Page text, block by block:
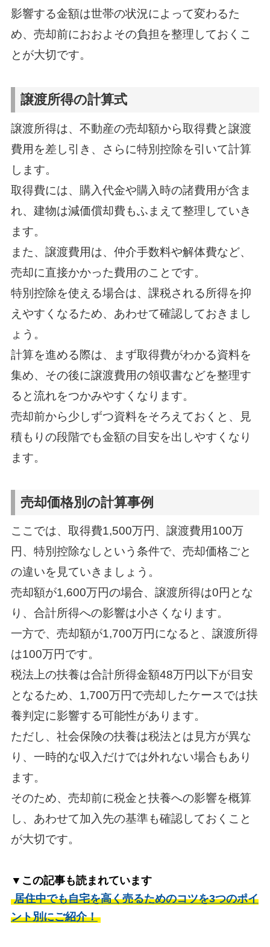
影響する金額は世帯の状況によって変わるた
め、売却前におおよその負担を整理しておくこ
とが大切です。
譲渡所得の計算式
譲渡所得は、不動産の売却額から取得費と譲渡
費用を差し引き、さらに特別控除を引いて計算
します。
取得費には、購入代金や購入時の諸費用が含ま
れ、建物は減価償却費もふまえて整理していき
ます。
また、譲渡費用は、仲介手数料や解体費など、
売却に直接かかった費用のことです。
特別控除を使える場合は、課税される所得を抑
えやすくなるため、あわせて確認しておきまし
ょう。
計算を進める際は、まず取得費がわかる資料を
集め、その後に譲渡費用の領収書などを整理す
ると流れをつかみやすくなります。
売却前から少しずつ資料をそろえておくと、見
積もりの段階でも金額の目安を出しやすくなり
ます。
売却価格別の計算事例
ここでは、取得費1,500万円、譲渡費用100万
円、特別控除なしという条件で、売却価格ごと
の違いを見ていきましょう。
売却額が1,600万円の場合、譲渡所得は0円とな
り、合計所得への影響は小さくなります。
一方で、売却額が1,700万円になると、譲渡所得
は100万円です。
税法上の扶養は合計所得金額48万円以下が目安
となるため、1,700万円で売却したケースでは扶
養判定に影響する可能性があります。
ただし、社会保険の扶養は税法とは見方が異な
り、一時的な収入だけでは外れない場合もあり
ます。
そのため、売却前に税金と扶養への影響を概算
し、あわせて加入先の基準も確認しておくこと
が大切です。
▼この記事も読まれています
居住中でも自宅を高く売るためのコツを3つのポイ
ント別にご紹介！